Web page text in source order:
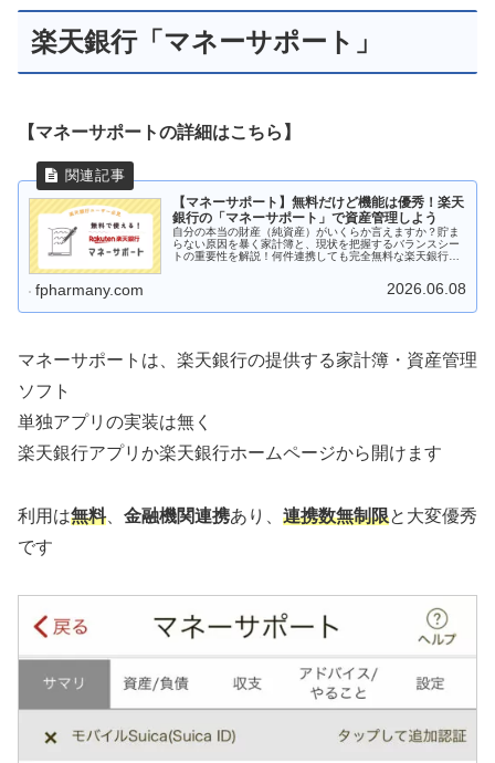
楽天銀行「マネーサポート」
【マネーサポートの詳細はこちら】
【マネーサポート】無料だけど機能は優秀！楽天
銀行の「マネーサポート」で資産管理しよう
自分の本当の財産（純資産）がいくらか言えますか？貯ま
らない原因を暴く家計簿と、現状を把握するバランスシー
トの重要性を解説！何件連携しても完全無料な楽天銀行
fpharmany.com 2026.06.08
マネーサポートは、楽天銀行の提供する家計簿・資産管理
ソフト
単独アプリの実装は無く
楽天銀行アプリか楽天銀行ホームページから開けます
利用は無料、 金融機関連携あり、 連携数無制限と大変優秀
です